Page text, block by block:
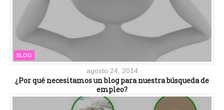
BLOG
agosto 24, 2014
¿Por qué necesitamos un blog para nuestra búsqueda de
empleo?